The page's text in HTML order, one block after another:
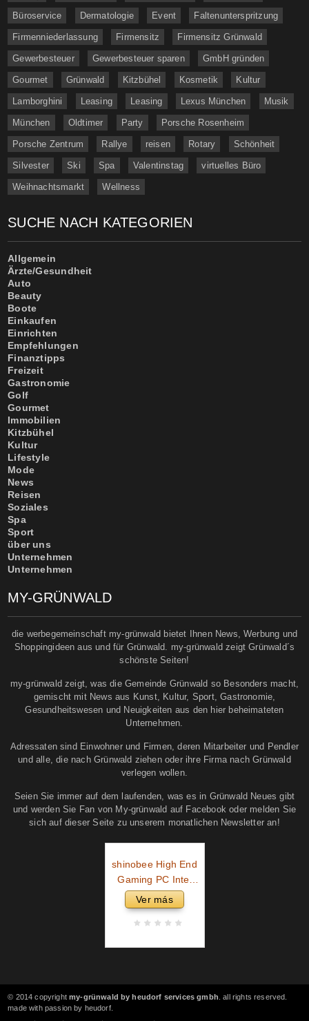
Büroservice Dermatologie Event Faltenunterspritzung
Firmenniederlassung Firmensitz Firmensitz Grünwald
Gewerbesteuer Gewerbesteuer sparen GmbH gründen
Gourmet Grünwald Kitzbühel Kosmetik Kultur
Lamborghini Leasing Leasing Lexus München Musik
München Oldtimer Party Porsche Rosenheim
Porsche Zentrum Rallye reisen Rotary Schönheit
Silvester Ski Spa Valentinstag virtuelles Büro
Weihnachtsmarkt Wellness
SUCHE NACH KATEGORIEN
Allgemein
Ärzte/Gesundheit
Auto
Beauty
Boote
Einkaufen
Einrichten
Empfehlungen
Finanztipps
Freizeit
Gastronomie
Golf
Gourmet
Immobilien
Kitzbühel
Kultur
Lifestyle
Mode
News
Reisen
Soziales
Spa
Sport
über uns
Unternehmen
Unternehmen
MY-GRÜNWALD
die werbegemeinschaft my-grünwald bietet Ihnen News, Werbung und
Shoppingideen aus und für Grünwald. my-grünwald zeigt Grünwald´s
schönste Seiten!
my-grünwald zeigt, was die Gemeinde Grünwald so Besonders macht,
gemischt mit News aus Kunst, Kultur, Sport, Gastronomie,
Gesundheitswesen und Neuigkeiten aus den hier beheimateten
Unternehmen.
Adressaten sind Einwohner und Firmen, deren Mitarbeiter und Pendler
und alle, die nach Grünwald ziehen oder ihre Firma nach Grünwald
verlegen wollen.
Seien Sie immer auf dem laufenden, was es in Grünwald Neues gibt
und werden Sie Fan von My-grünwald auf Facebook oder melden Sie
sich auf dieser Seite zu unserem monatlichen Newsletter an!
shinobee High End
Gaming PC Intel
Core i9 11900KF 16
Threads 5.30GHz •
GeForce RTX4060
11
Ver más
© 2014 copyrightmy-grünwald by heudorf services gmbh . all rights reserved.
made with passion by heudorf.